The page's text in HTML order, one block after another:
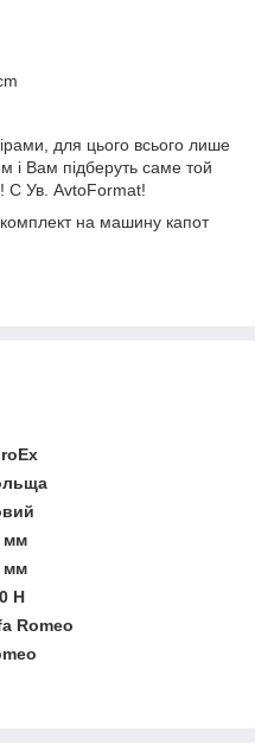
для цього всього лише
і Вам підберуть саме той
С Ув. AvtoFormat!
на машину капот
мм
мм
Н
Romeo